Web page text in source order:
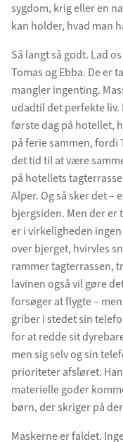
sygdom, krig eller en
kan holder, hvad man
Så langt så godt. Lad
Tomas og Ebba. De er
mangler ingenting.
udadtil det perfekte
første dag på hotellet,
på ferie sammen, fordi
det tid til at være
på hotellets
Alper. Og så sker det –
bjergsiden. Men der
er i virkeligheden
over bjerget, hvirvles
rammer tagterrassen,
lavinen også vil gøre
forsøger at flygte –
griber i stedet sin
for at redde sit
men sig selv og sin
prioriteter afsløret.
materielle goder
børn, der skriger på
Maskerne er faldet.